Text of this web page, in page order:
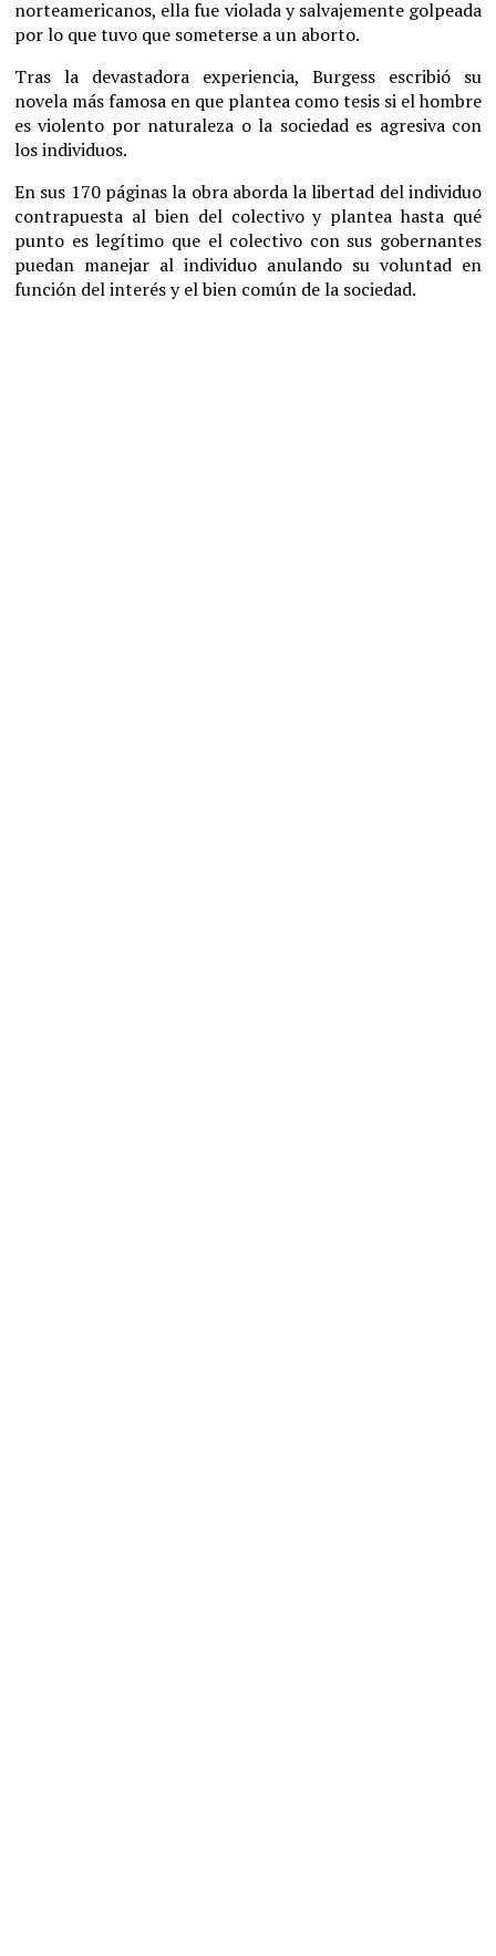
norteamericanos, ella fue violada y salvajemente golpeada
por lo que tuvo que someterse a un aborto.
Tras la devastadora experiencia, Burgess escribió su
novela más famosa en que plantea como tesis si el hombre
es violento por naturaleza o la sociedad es agresiva con
los individuos.
En sus 170 páginas la obra aborda la libertad del individuo
contrapuesta al bien del colectivo y plantea hasta qué
punto es legítimo que el colectivo con sus gobernantes
puedan manejar al individuo anulando su voluntad en
función del interés y el bien común de la sociedad.